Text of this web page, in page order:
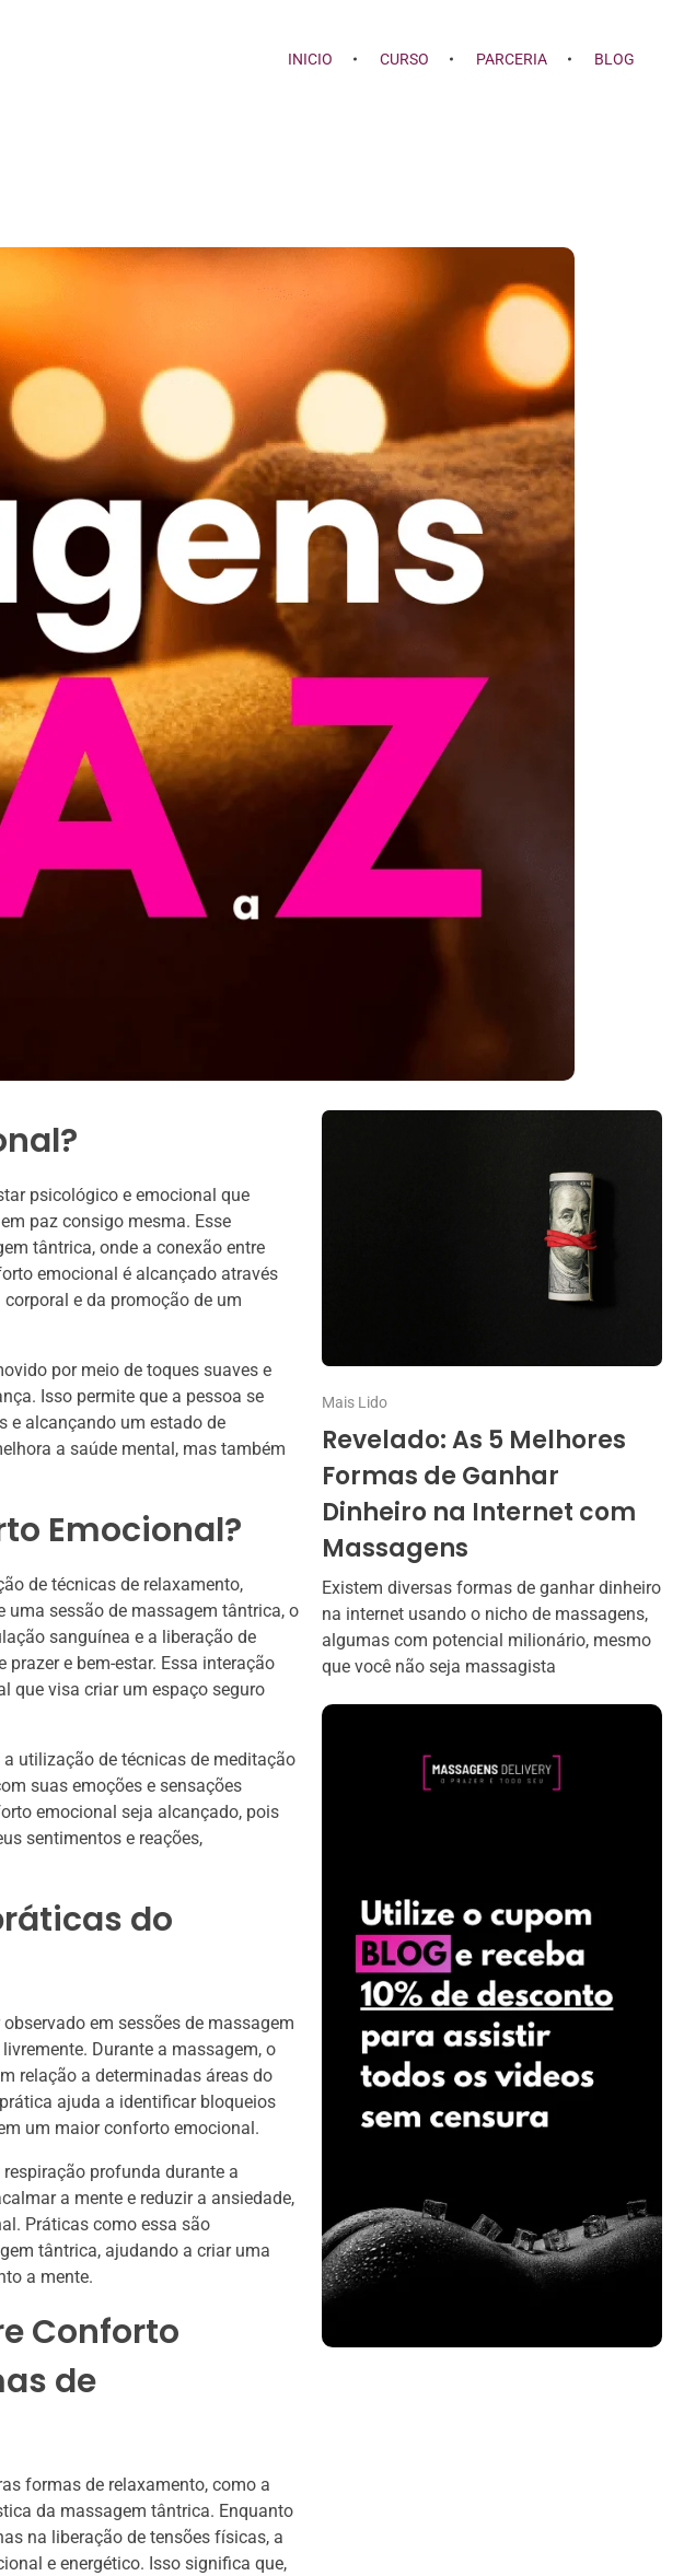
INICIO CURSO PARCERIA BLOG
psicológico e emocional que
paz consigo mesma. Esse
tântrica, onde a conexão entre
emocional é alcançado através
e da promoção de um
por meio de toques suaves e
Isso permite que a pessoa se
e alcançando um estado de
a saúde mental, mas também
Emocional?
de técnicas de relaxamento,
uma sessão de massagem tântrica, o
sanguínea e a liberação de
e bem-estar. Essa interação
que visa criar um espaço seguro
utilização de técnicas de meditação
suas emoções e sensações
emocional seja alcançado, pois
sentimentos e reações,
do
em sessões de massagem
Durante a massagem, o
relação a determinadas áreas do
ajuda a identificar bloqueios
um maior conforto emocional.
profunda durante a
a mente e reduzir a ansiedade,
Práticas como essa são
tântrica, ajudando a criar uma
a mente.
Conforto
de
formas de relaxamento, como a
da massagem tântrica. Enquanto
na liberação de tensões físicas, a
e energético. Isso significa que,
Mais Lido
Revelado: As 5 Melhores
Formas de Ganhar
Dinheiro na Internet com
Massagens
Existem diversas formas de ganhar dinheiro
na internet usando o nicho de massagens,
algumas com potencial milionário, mesmo
que você não seja massagista